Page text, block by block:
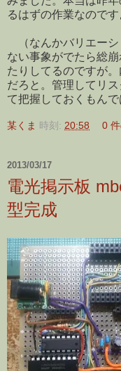
るはずの作業なのです
（なんかバリエーシ
ない事象がでたら総
たりしてるのですが
だろと。管理してリ
て把握しておくもん
某くま 時刻: 20:58 0
2013/03/17
電光掲示板
型完成